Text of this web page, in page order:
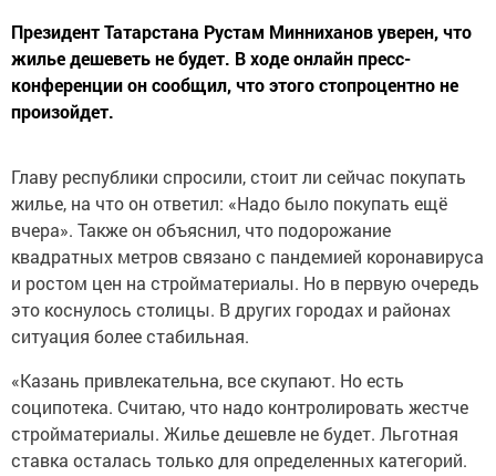
Президент Татарстана Рустам Минниханов уверен, что
жилье дешеветь не будет. В ходе онлайн пресс-
конференции он сообщил, что этого стопроцентно не
произойдет.
Главу республики спросили, стоит ли сейчас покупать
жилье, на что он ответил: «Надо было покупать ещё
вчера». Также он объяснил, что подорожание
квадратных метров связано с пандемией коронавируса
и ростом цен на стройматериалы. Но в первую очередь
это коснулось столицы. В других городах и районах
ситуация более стабильная.
«Казань привлекательна, все скупают. Но есть
соципотека. Считаю, что надо контролировать жестче
стройматериалы. Жилье дешевле не будет. Льготная
ставка осталась только для определенных категорий.